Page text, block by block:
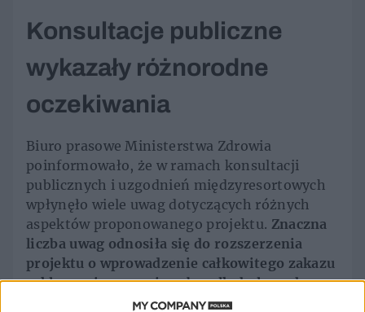
Konsultacje publiczne
wykazały różnorodne
oczekiwania
Biuro prasowe Ministerstwa Zdrowia
poinformowało, że w ramach konsultacji
publicznych i uzgodnień międzyresortowych
wpłynęło wiele uwag dotyczących różnych
aspektów proponowanego projektu. Znaczna
liczba uwag odnosiła się do rozszerzenia
projektu o wprowadzenie całkowitego zakazu
reklamy piwa oraz jego bezalkoholowych
odpowiedników.